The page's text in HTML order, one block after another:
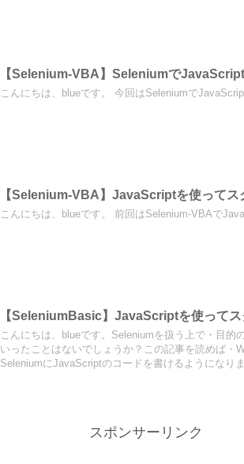
【Selenium-VBA】Seleniumで
こんにちは、blueです。 今回はSeleniumで
【Selenium-VBA】JavaScriptを使ってス
こんにちは、blueです。 前回はSelenium-VBAで
【SeleniumBasic】JavaScriptを使って
こんにちは、blueです。Seleniumを扱う上で・目
いったことはないでしょうか？この記事を読めば・
SeleniumにJavaScriptのコードを書けるようになり
スポンサーリンク